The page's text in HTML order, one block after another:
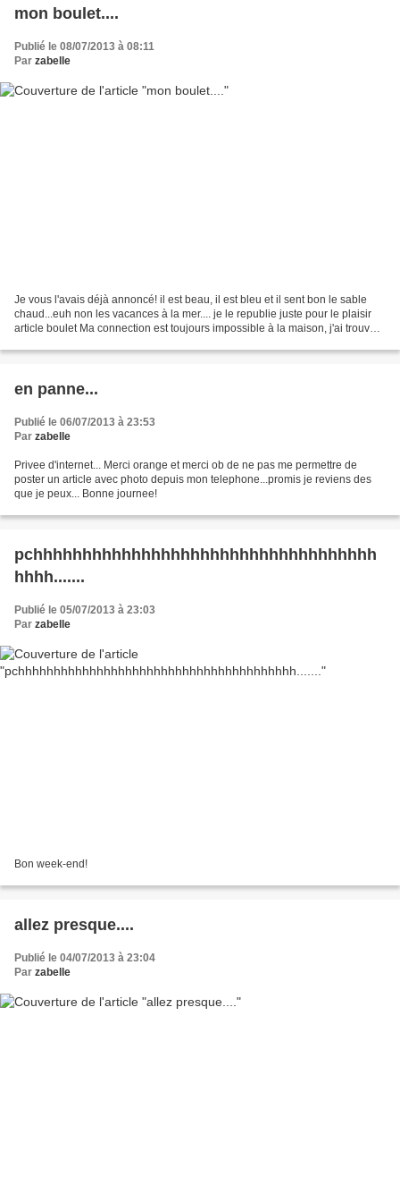
mon boulet....
Publié le 08/07/2013 à 08:11
Par zabelle
Je vous l'avais déjà annoncé! il est beau, il est bleu et il sent bon le sable
chaud...euh non les vacances à la mer.... je le republie juste pour le plaisir
article boulet Ma connection est toujours impossible à la maison, j'ai trouvé
en panne...
Publié le 06/07/2013 à 23:53
Par zabelle
Privee d'internet... Merci orange et merci ob de ne pas me permettre de
poster un article avec photo depuis mon telephone...promis je reviens des
que je peux... Bonne journee!
pchhhhhhhhhhhhhhhhhhhhhhhhhhhhhhhhhhh
hhhh.......
Publié le 05/07/2013 à 23:03
Par zabelle
Bon week-end!
allez presque....
Publié le 04/07/2013 à 23:04
Par zabelle